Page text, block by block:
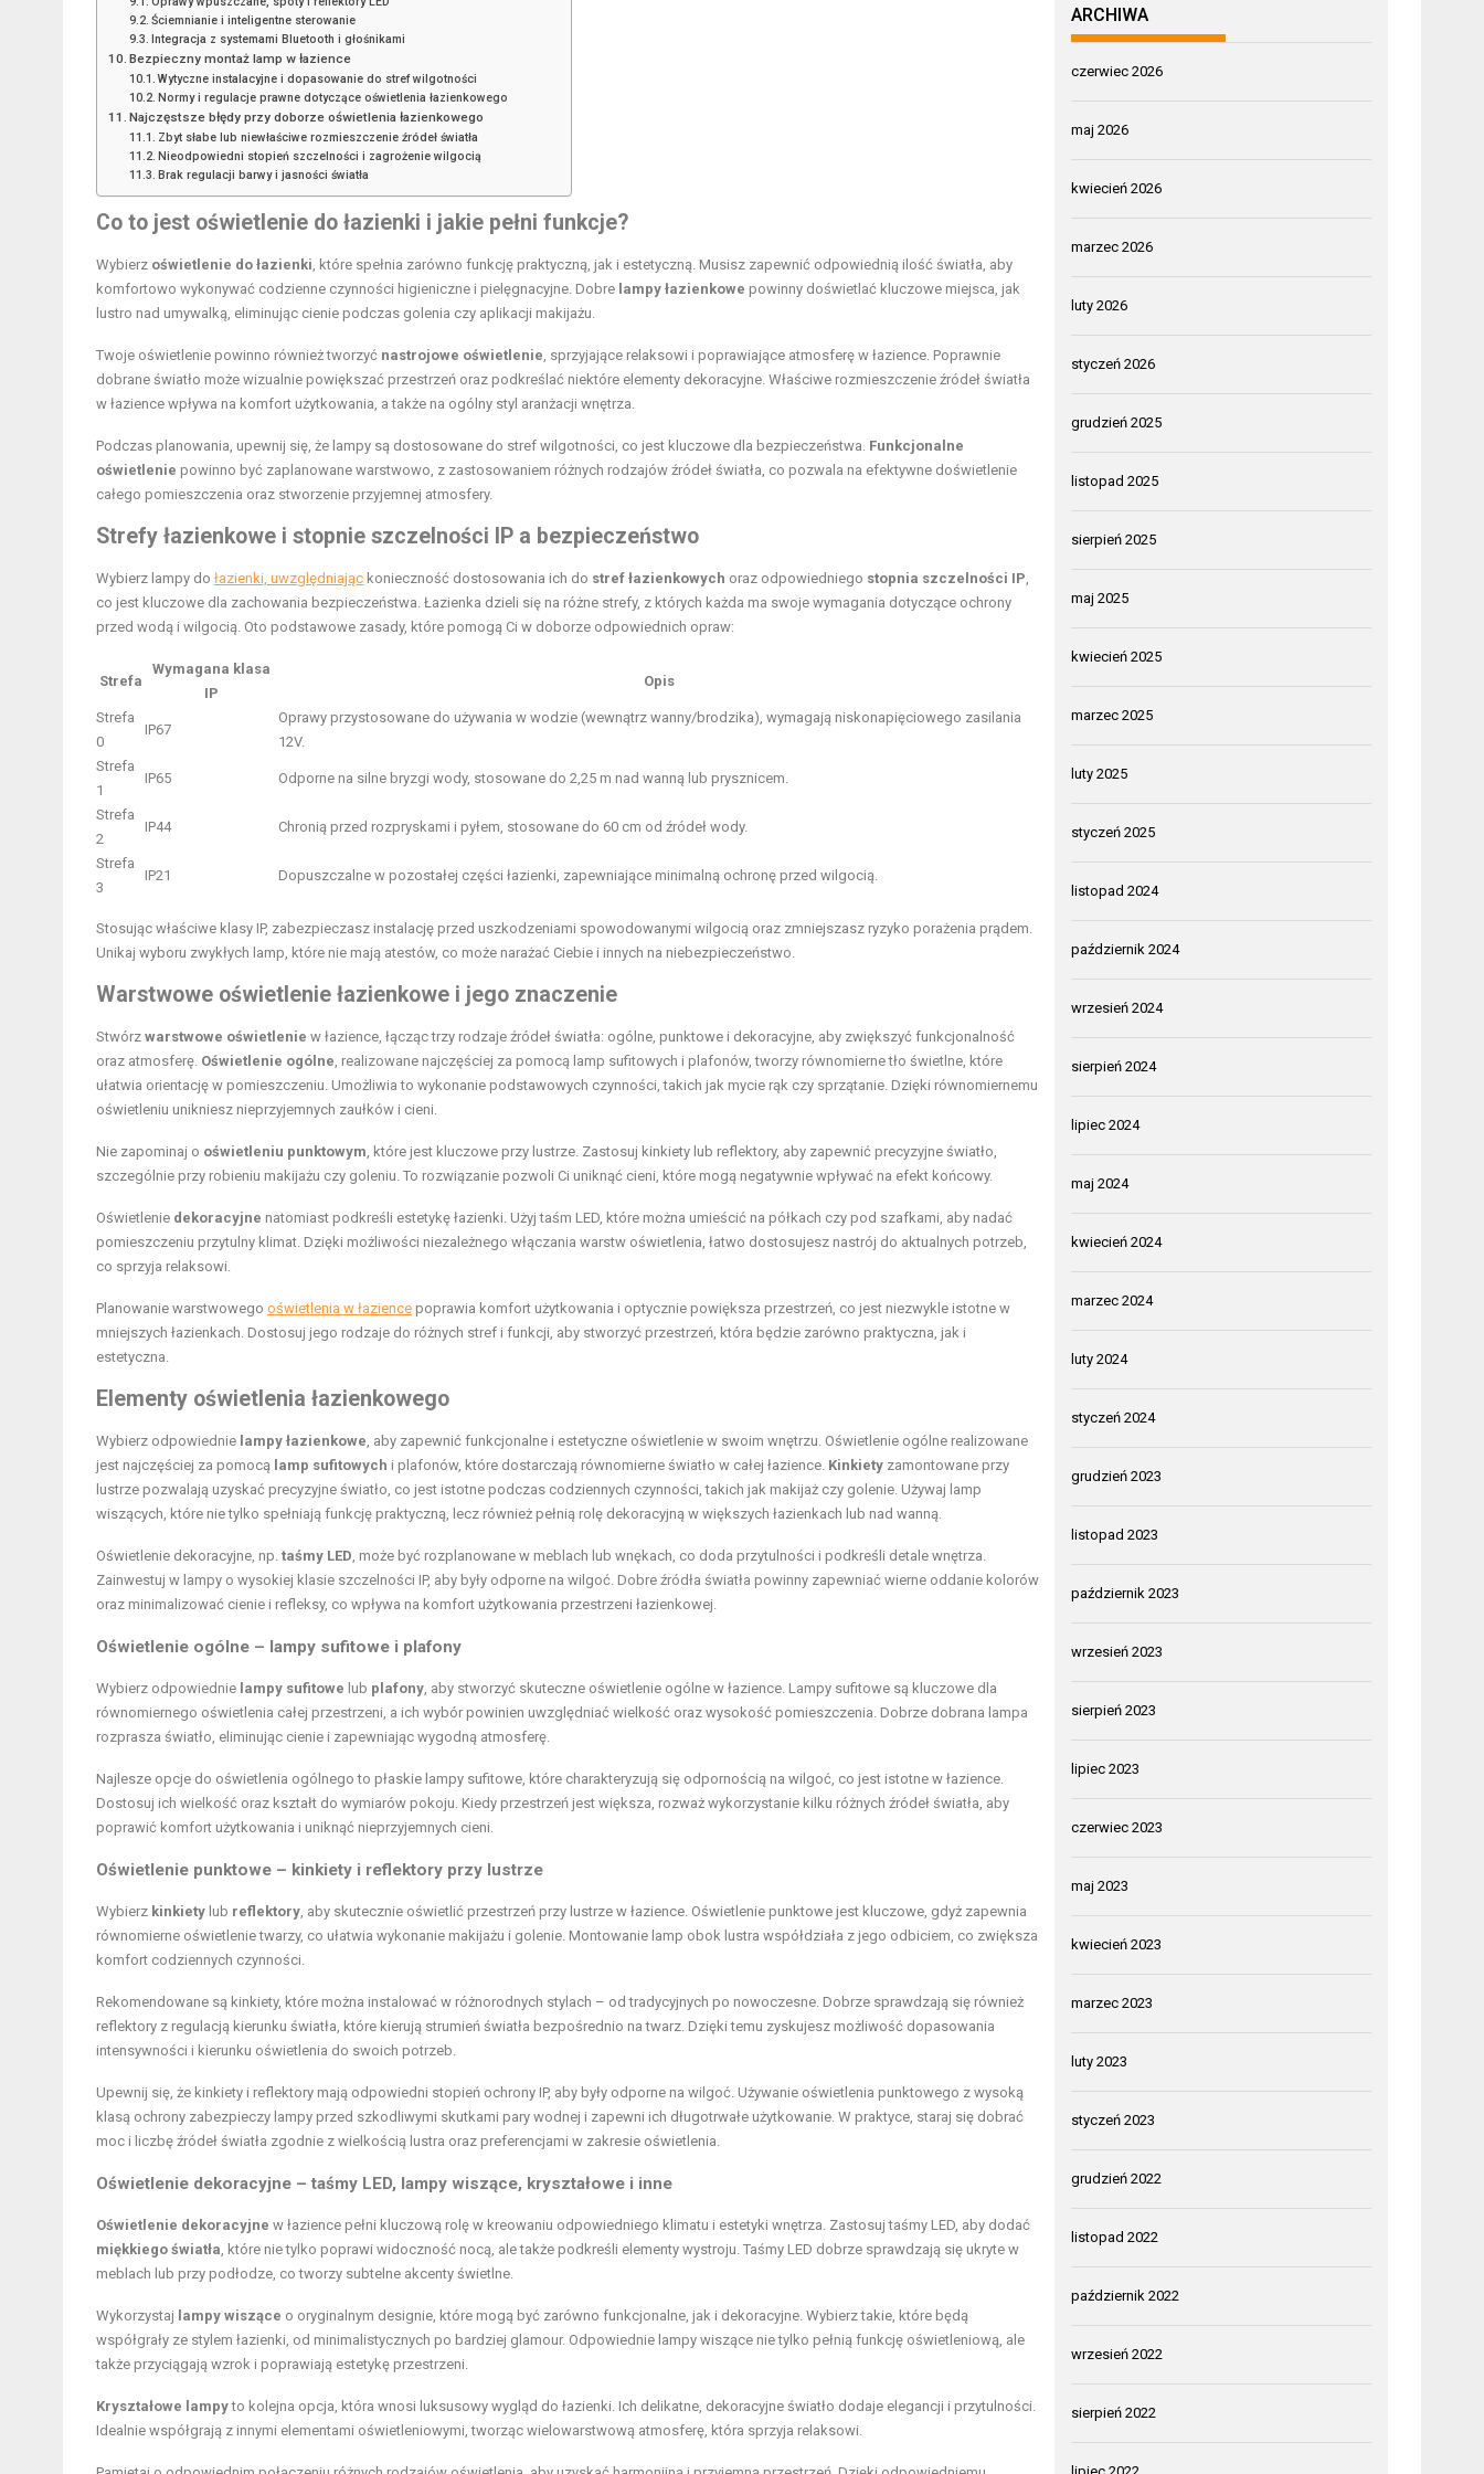
Ściemnianie i inteligentne sterowanie
Integracja z systemami Bluetooth i głośnikami
Bezpieczny montaż lamp w łazience
Wytyczne instalacyjne i dopasowanie do stref wilgotności
Normy i regulacje prawne dotyczące oświetlenia łazienkowego
Najczęstsze błędy przy doborze oświetlenia łazienkowego
Zbyt słabe lub niewłaściwe rozmieszczenie źródeł światła
Nieodpowiedni stopień szczelności i zagrożenie wilgocią
Brak regulacji barwy i jasności światła
Co to jest oświetlenie do łazienki i jakie pełni funkcje?
Wybierz oświetlenie do łazienki, które spełnia zarówno funkcję praktyczną, jak i estetyczną. Musisz zapewnić odpowiednią ilość światła, aby
komfortowo wykonywać codzienne czynności higieniczne i pielęgnacyjne. Dobre lampy łazienkowe powinny doświetlać kluczowe miejsca, jak
lustro nad umywalką, eliminując cienie podczas golenia czy aplikacji makijażu.
Twoje oświetlenie powinno również tworzyć nastrojowe oświetlenie, sprzyjające relaksowi i poprawiające atmosferę w łazience. Poprawnie
dobrane światło może wizualnie powiększać przestrzeń oraz podkreślać niektóre elementy dekoracyjne. Właściwe rozmieszczenie źródeł światła
w łazience wpływa na komfort użytkowania, a także na ogólny styl aranżacji wnętrza.
Podczas planowania, upewnij się, że lampy są dostosowane do stref wilgotności, co jest kluczowe dla bezpieczeństwa. Funkcjonalne
oświetlenie powinno być zaplanowane warstwowo, z zastosowaniem różnych rodzajów źródeł światła, co pozwala na efektywne doświetlenie
całego pomieszczenia oraz stworzenie przyjemnej atmosfery.
Strefy łazienkowe i stopnie szczelności IP a bezpieczeństwo
Wybierz lampy do łazienki, uwzględniając konieczność dostosowania ich do stref łazienkowych oraz odpowiedniego stopnia szczelności IP,
co jest kluczowe dla zachowania bezpieczeństwa. Łazienka dzieli się na różne strefy, z których każda ma swoje wymagania dotyczące ochrony
przed wodą i wilgocią. Oto podstawowe zasady, które pomogą Ci w doborze odpowiednich opraw:
Strefa
Wymagana klasa
IP
Opis
Strefa
0
IP67
Oprawy przystosowane do używania w wodzie (wewnątrz wanny/brodzika), wymagają niskonapięciowego zasilania
12V.
Strefa
1
IP65 Odporne na silne bryzgi wody, stosowane do 2,25 m nad wanną lub prysznicem.
Strefa
2
IP44 Chronią przed rozpryskami i pyłem, stosowane do 60 cm od źródeł wody.
Strefa
3
IP21 Dopuszczalne w pozostałej części łazienki, zapewniające minimalną ochronę przed wilgocią.
Stosując właściwe klasy IP, zabezpieczasz instalację przed uszkodzeniami spowodowanymi wilgocią oraz zmniejszasz ryzyko porażenia prądem.
Unikaj wyboru zwykłych lamp, które nie mają atestów, co może narażać Ciebie i innych na niebezpieczeństwo.
Warstwowe oświetlenie łazienkowe i jego znaczenie
Stwórz warstwowe oświetlenie w łazience, łącząc trzy rodzaje źródeł światła: ogólne, punktowe i dekoracyjne, aby zwiększyć funkcjonalność
oraz atmosferę. Oświetlenie ogólne, realizowane najczęściej za pomocą lamp sufitowych i plafonów, tworzy równomierne tło świetlne, które
ułatwia orientację w pomieszczeniu. Umożliwia to wykonanie podstawowych czynności, takich jak mycie rąk czy sprzątanie. Dzięki równomiernemu
oświetleniu unikniesz nieprzyjemnych zaułków i cieni.
Nie zapominaj o oświetleniu punktowym, które jest kluczowe przy lustrze. Zastosuj kinkiety lub reflektory, aby zapewnić precyzyjne światło,
szczególnie przy robieniu makijażu czy goleniu. To rozwiązanie pozwoli Ci uniknąć cieni, które mogą negatywnie wpływać na efekt końcowy.
Oświetlenie dekoracyjne natomiast podkreśli estetykę łazienki. Użyj taśm LED, które można umieścić na półkach czy pod szafkami, aby nadać
pomieszczeniu przytulny klimat. Dzięki możliwości niezależnego włączania warstw oświetlenia, łatwo dostosujesz nastrój do aktualnych potrzeb,
co sprzyja relaksowi.
Planowanie warstwowego oświetlenia w łazience poprawia komfort użytkowania i optycznie powiększa przestrzeń, co jest niezwykle istotne w
mniejszych łazienkach. Dostosuj jego rodzaje do różnych stref i funkcji, aby stworzyć przestrzeń, która będzie zarówno praktyczna, jak i
estetyczna.
Elementy oświetlenia łazienkowego
Wybierz odpowiednie lampy łazienkowe, aby zapewnić funkcjonalne i estetyczne oświetlenie w swoim wnętrzu. Oświetlenie ogólne realizowane
jest najczęściej za pomocą lamp sufitowych i plafonów, które dostarczają równomierne światło w całej łazience. Kinkiety zamontowane przy
lustrze pozwalają uzyskać precyzyjne światło, co jest istotne podczas codziennych czynności, takich jak makijaż czy golenie. Używaj lamp
wiszących, które nie tylko spełniają funkcję praktyczną, lecz również pełnią rolę dekoracyjną w większych łazienkach lub nad wanną.
Oświetlenie dekoracyjne, np. taśmy LED, może być rozplanowane w meblach lub wnękach, co doda przytulności i podkreśli detale wnętrza.
Zainwestuj w lampy o wysokiej klasie szczelności IP, aby były odporne na wilgoć. Dobre źródła światła powinny zapewniać wierne oddanie kolorów
oraz minimalizować cienie i refleksy, co wpływa na komfort użytkowania przestrzeni łazienkowej.
Oświetlenie ogólne – lampy sufitowe i plafony
Wybierz odpowiednie lampy sufitowe lub plafony, aby stworzyć skuteczne oświetlenie ogólne w łazience. Lampy sufitowe są kluczowe dla
równomiernego oświetlenia całej przestrzeni, a ich wybór powinien uwzględniać wielkość oraz wysokość pomieszczenia. Dobrze dobrana lampa
rozprasza światło, eliminując cienie i zapewniając wygodną atmosferę.
Najlesze opcje do oświetlenia ogólnego to płaskie lampy sufitowe, które charakteryzują się odpornością na wilgoć, co jest istotne w łazience.
Dostosuj ich wielkość oraz kształt do wymiarów pokoju. Kiedy przestrzeń jest większa, rozważ wykorzystanie kilku różnych źródeł światła, aby
poprawić komfort użytkowania i uniknąć nieprzyjemnych cieni.
Oświetlenie punktowe – kinkiety i reflektory przy lustrze
Wybierz kinkiety lub reflektory, aby skutecznie oświetlić przestrzeń przy lustrze w łazience. Oświetlenie punktowe jest kluczowe, gdyż zapewnia
równomierne oświetlenie twarzy, co ułatwia wykonanie makijażu i golenie. Montowanie lamp obok lustra współdziała z jego odbiciem, co zwiększa
komfort codziennych czynności.
Rekomendowane są kinkiety, które można instalować w różnorodnych stylach – od tradycyjnych po nowoczesne. Dobrze sprawdzają się również
reflektory z regulacją kierunku światła, które kierują strumień światła bezpośrednio na twarz. Dzięki temu zyskujesz możliwość dopasowania
intensywności i kierunku oświetlenia do swoich potrzeb.
Upewnij się, że kinkiety i reflektory mają odpowiedni stopień ochrony IP, aby były odporne na wilgoć. Używanie oświetlenia punktowego z wysoką
klasą ochrony zabezpieczy lampy przed szkodliwymi skutkami pary wodnej i zapewni ich długotrwałe użytkowanie. W praktyce, staraj się dobrać
moc i liczbę źródeł światła zgodnie z wielkością lustra oraz preferencjami w zakresie oświetlenia.
Oświetlenie dekoracyjne – taśmy LED, lampy wiszące, kryształowe i inne
Oświetlenie dekoracyjne w łazience pełni kluczową rolę w kreowaniu odpowiedniego klimatu i estetyki wnętrza. Zastosuj taśmy LED, aby dodać
miękkiego światła, które nie tylko poprawi widoczność nocą, ale także podkreśli elementy wystroju. Taśmy LED dobrze sprawdzają się ukryte w
meblach lub przy podłodze, co tworzy subtelne akcenty świetlne.
Wykorzystaj lampy wiszące o oryginalnym designie, które mogą być zarówno funkcjonalne, jak i dekoracyjne. Wybierz takie, które będą
współgrały ze stylem łazienki, od minimalistycznych po bardziej glamour. Odpowiednie lampy wiszące nie tylko pełnią funkcję oświetleniową, ale
także przyciągają wzrok i poprawiają estetykę przestrzeni.
Kryształowe lampyto kolejna opcja, która wnosi luksusowy wygląd do łazienki. Ich delikatne, dekoracyjne światło dodaje elegancji i przytulności.
Idealnie współgrają z innymi elementami oświetleniowymi, tworząc wielowarstwową atmosferę, która sprzyja relaksowi.
ARCHIWA
czerwiec 2026
maj 2026
kwiecień 2026
marzec 2026
luty 2026
styczeń 2026
grudzień 2025
listopad 2025
sierpień 2025
maj 2025
kwiecień 2025
marzec 2025
luty 2025
styczeń 2025
listopad 2024
październik 2024
wrzesień 2024
sierpień 2024
lipiec 2024
maj 2024
kwiecień 2024
marzec 2024
luty 2024
styczeń 2024
grudzień 2023
listopad 2023
październik 2023
wrzesień 2023
sierpień 2023
lipiec 2023
czerwiec 2023
maj 2023
kwiecień 2023
marzec 2023
luty 2023
styczeń 2023
grudzień 2022
listopad 2022
październik 2022
wrzesień 2022
sierpień 2022